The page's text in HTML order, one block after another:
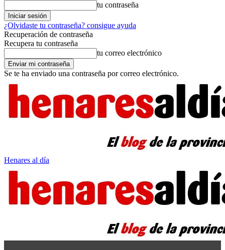
tu contraseña
¿Olvidaste tu contraseña? consigue ayuda
Recuperación de contraseña
Recupera tu contraseña
tu correo electrónico
Se te ha enviado una contraseña por correo electrónico.
Henares al día